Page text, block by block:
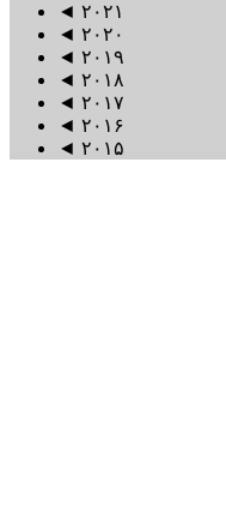
◄ ۲۰۲۱
◄ ۲۰۲۰
◄ ۲۰۱۹
◄ ۲۰۱۸
◄ ۲۰۱۷
◄ ۲۰۱۶
◄ ۲۰۱۵